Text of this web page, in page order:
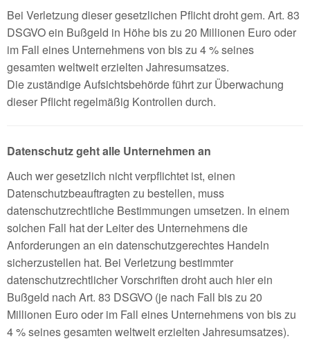
Bei Verletzung dieser gesetzlichen Pflicht droht gem. Art. 83
DSGVO ein Bußgeld in Höhe bis zu 20 Millionen Euro oder
im Fall eines Unternehmens von bis zu 4 % seines
gesamten weltweit erzielten Jahresumsatzes.
Die zuständige Aufsichtsbehörde führt zur Überwachung
dieser Pflicht regelmäßig Kontrollen durch.
Datenschutz geht alle Unternehmen an
Auch wer gesetzlich nicht verpflichtet ist, einen
Datenschutzbeauftragten zu bestellen, muss
datenschutzrechtliche Bestimmungen umsetzen. In einem
solchen Fall hat der Leiter des Unternehmens die
Anforderungen an ein datenschutzgerechtes Handeln
sicherzustellen hat. Bei Verletzung bestimmter
datenschutzrechtlicher Vorschriften droht auch hier ein
Bußgeld nach Art. 83 DSGVO (je nach Fall bis zu 20
Millionen Euro oder im Fall eines Unternehmens von bis zu
4 % seines gesamten weltweit erzielten Jahresumsatzes).